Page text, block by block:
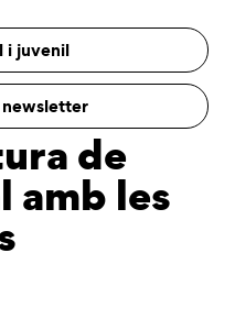
i juvenil
de
amb les